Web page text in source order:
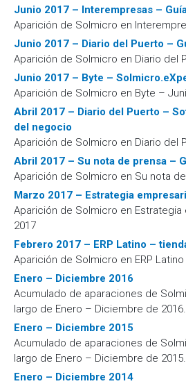
Junio 2017 – Interempresas –
Aparición de Solmicro en
Junio 2017 – Diario del Puerto –
Aparición de Solmicro en Diario del
Junio 2017 – Byte –
Aparición de Solmicro en Byte –
Abril 2017 – Diario del Puerto –
del negocio
Aparición de Solmicro en Diario del
Abril 2017 – Su nota de prensa –
Aparición de Solmicro en Su nota
Marzo 2017 – Estrategia
Aparición de Solmicro en Estrategia
2017
Febrero 2017 – ERP Latino –
Aparición de Solmicro en ERP
Enero – Diciembre 2016
Acumulado de aparaciones de
largo de Enero – Diciembre de 2016.
Enero – Diciembre 2015
Acumulado de aparaciones de
largo de Enero – Diciembre de 2015.
Enero – Diciembre 2014